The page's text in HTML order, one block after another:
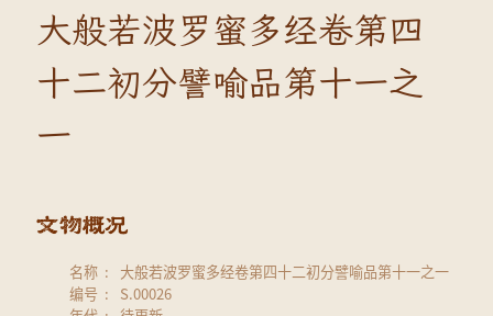
大般若波罗蜜多经卷第四
十二初分譬喻品第十一之
一
名称
大般若波罗蜜多经卷第四十二初分譬喻品第十一之一
编号
S.00026